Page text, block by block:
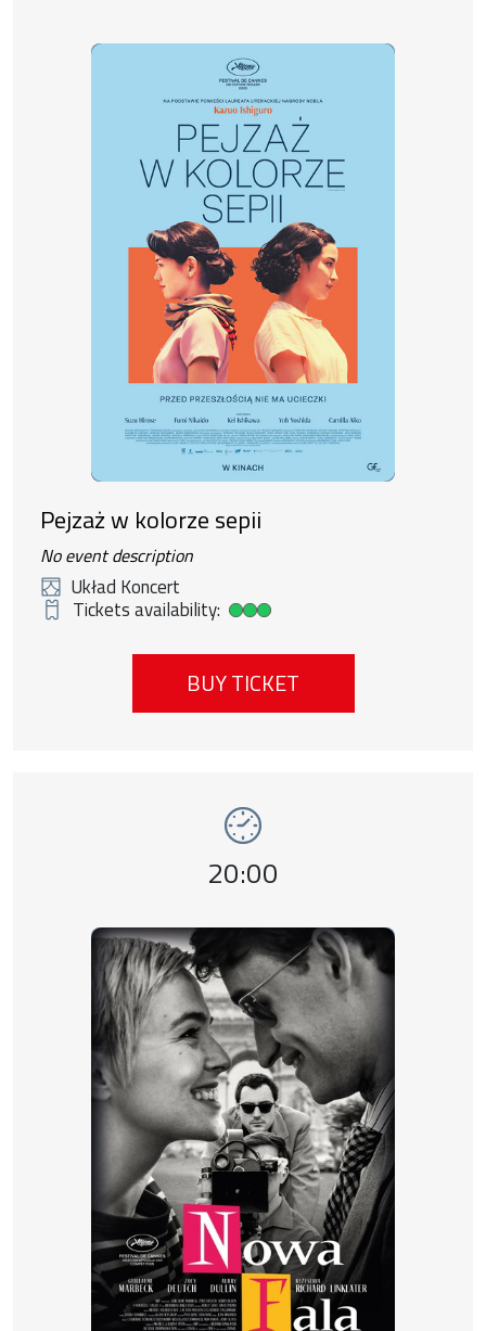
Pejzaż w kolorze sepii
No event description
Układ Koncert
Tickets availability:
High ticket availability
BUY TICKET
Event time,
20:00